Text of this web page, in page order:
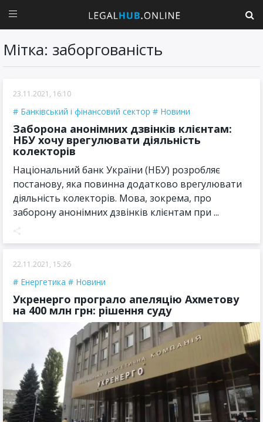
Мітка: заборгованість
23.11.2021, 16:10
Банківський і фінансовий сектор Новини
Заборона анонімних дзвінків клієнтам:
НБУ хочу врегулювати діяльність
колекторів
Національний банк України (НБУ) розробляє
постанову, яка повинна додатково врегулювати
діяльність колекторів. Мова, зокрема, про
заборону анонімних дзвінків клієнтам при ...
22.11.2021, 15:26
Енергетика Новини
Укренерго програло апеляцію Ахметову
на 400 млн грн: рішення суду